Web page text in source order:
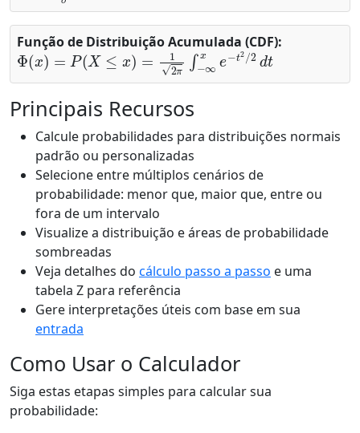
Função de Distribuição Acumulada (CDF):
Φ(x)=P(X≤x)=12π∫−∞xe−t2/2dt
Principais Recursos
Calcule probabilidades para distribuições normais
padrão ou personalizadas
Selecione entre múltiplos cenários de
probabilidade: menor que, maior que, entre ou
fora de um intervalo
Visualize a distribuição e áreas de probabilidade
sombreadas
Veja detalhes do cálculo passo a passo e uma
tabela Z para referência
Gere interpretações úteis com base em sua
entrada
Como Usar o Calculador
Siga estas etapas simples para calcular sua
probabilidade: